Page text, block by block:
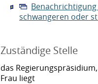
schwangeren oder
Zuständige Stelle
das
Frau liegt